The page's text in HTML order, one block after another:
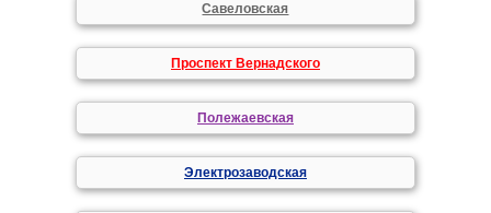
Савеловская
Проспект Вернадского
Полежаевская
Электрозаводская